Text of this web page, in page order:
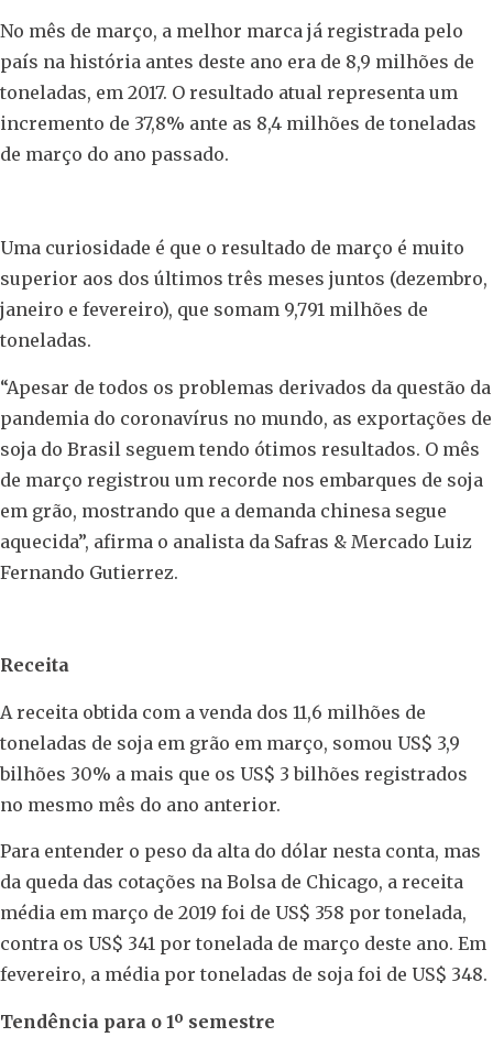
No mês de março, a melhor marca já registrada pelo
país na história antes deste ano era de 8,9 milhões de
toneladas, em 2017. O resultado atual representa um
incremento de 37,8% ante as 8,4 milhões de toneladas
de março do ano passado.
Uma curiosidade é que o resultado de março é muito
superior aos dos últimos três meses juntos (dezembro,
janeiro e fevereiro), que somam 9,791 milhões de
toneladas.
“Apesar de todos os problemas derivados da questão da
pandemia do coronavírus no mundo, as exportações de
soja do Brasil seguem tendo ótimos resultados. O mês
de março registrou um recorde nos embarques de soja
em grão, mostrando que a demanda chinesa segue
aquecida”, afirma o analista da Safras & Mercado Luiz
Fernando Gutierrez.
Receita
A receita obtida com a venda dos 11,6 milhões de
toneladas de soja em grão em março, somou US$ 3,9
bilhões 30% a mais que os US$ 3 bilhões registrados
no mesmo mês do ano anterior.
Para entender o peso da alta do dólar nesta conta, mas
da queda das cotações na Bolsa de Chicago, a receita
média em março de 2019 foi de US$ 358 por tonelada,
contra os US$ 341 por tonelada de março deste ano. Em
fevereiro, a média por toneladas de soja foi de US$ 348.
Tendência para o 1º semestre